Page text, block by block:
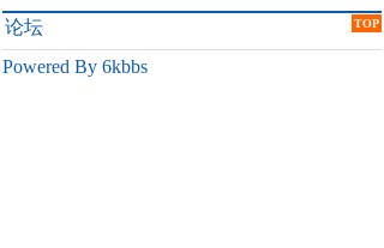
TOP
论坛
Powered By 6kbbs